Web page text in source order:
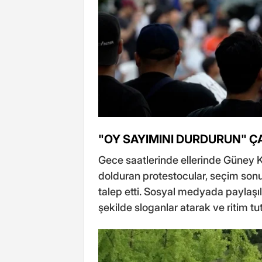
"OY SAYIMINI DURDURUN"
Gece saatlerinde ellerinde Güney
dolduran protestocular, seçim
talep etti. Sosyal medyada
şekilde sloganlar atarak ve ritim